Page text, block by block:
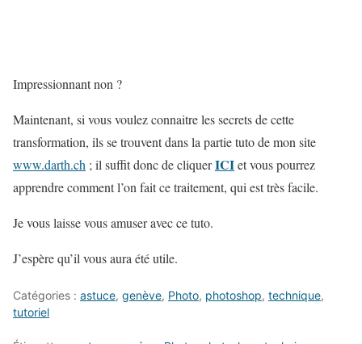
Impressionnant non ?
Maintenant, si vous voulez connaitre les secrets de cette
transformation, ils se trouvent dans la partie tuto de mon site
www.darth.ch ; il suffit donc de cliquerICIet vous pourrez
apprendre comment l’on fait ce traitement, qui est très facile.
Je vous laisse vous amuser avec ce tuto.
J’espère qu’il vous aura été utile.
Catégories : astuce, genève, Photo, photoshop, technique,
tutoriel